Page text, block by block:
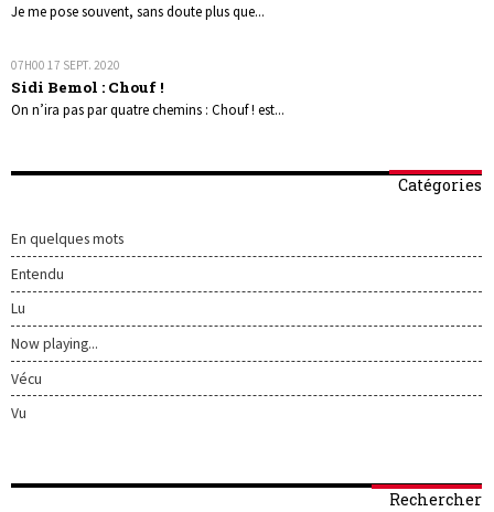
Je me pose souvent, sans doute plus que...
07H00 17 SEPT. 2020
Sidi Bemol : Chouf !
On n’ira pas par quatre chemins : Chouf ! est...
Catégories
En quelques mots
Entendu
Lu
Now playing...
Vécu
Vu
Rechercher